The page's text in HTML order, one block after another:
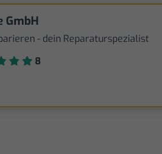
GmbH
- dein Reparaturspezialist
8